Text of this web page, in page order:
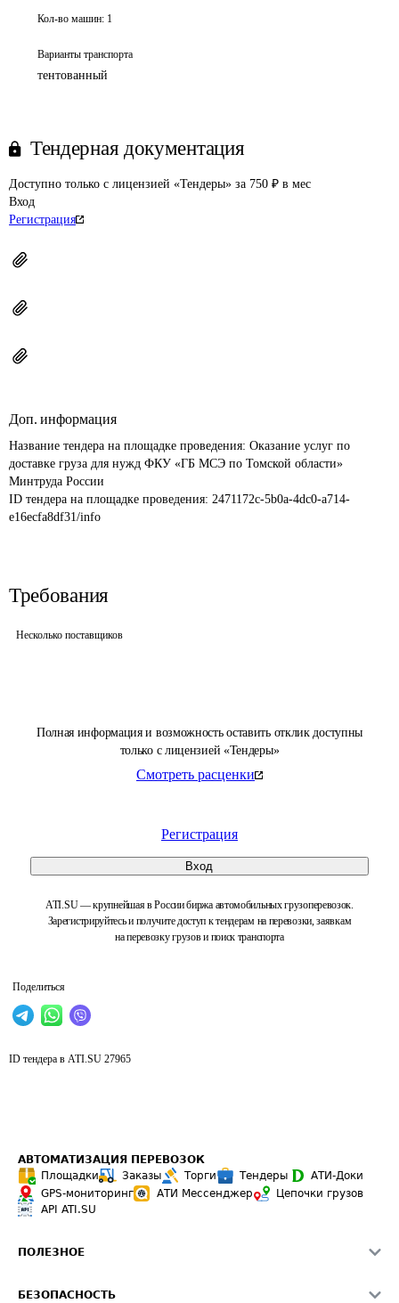
Полная информация и возможность оставить отклик доступны
только с лицензией «Тендеры»
Смотреть расценки
Регистрация
Вход
ATI.SU — крупнейшая в России биржа автомобильных грузоперевозок.
Зарегистрируйтесь и получите доступ к тендерам на перевозки, заявкам
на перевозку грузов и поиск транспорта
Поделиться
Кол-во машин: 1
Варианты транспорта
тентованный
Тендерная документация
Доступно только с лицензией «Тендеры» за 750 ₽ в мес
Вход
Регистрация
Доп. информация
Название тендера на площадке проведения: Оказание услуг по
доставке груза для нужд ФКУ «ГБ МСЭ по Томской области»
Минтруда России
ID тендера на площадке проведения: 2471172c-5b0a-4dc0-a714-
e16ecfa8df31/info
Требования
Несколько поставщиков
ID тендера в ATI.SU 27965
АВТОМАТИЗАЦИЯ ПЕРЕВОЗОК
Площадки
Заказы Торги Тендеры
АТИ-Доки
GPS-мониторинг
АТИ Мессенджер
Цепочки грузов
API ATI.SU
ПОЛЕЗНОЕ
БЕЗОПАСНОСТЬ